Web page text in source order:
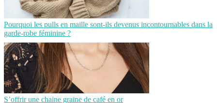
Pourquoi les pulls en maille sont-ils devenus incontournables dans la
garde-robe féminine ?
S’offrir une chaine graine de café en or